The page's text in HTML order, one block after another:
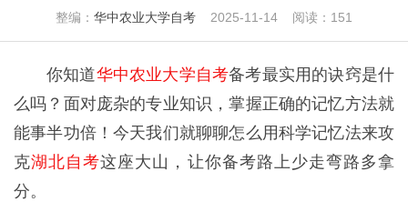
整编： 华中农业大学自考 2025-11-14 阅读：151
你知道华中农业大学自考备考最实用的诀窍是什
么吗？面对庞杂的专业知识，掌握正确的记忆方法就
能事半功倍！今天我们就聊聊怎么用科学记忆法来攻
克湖北自考这座大山，让你备考路上少走弯路多拿
分。